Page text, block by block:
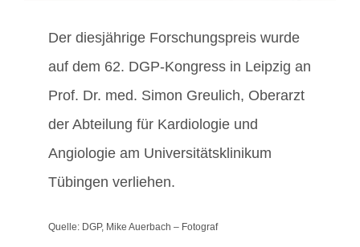
Der diesjährige Forschungspreis wurde
auf dem 62. DGP-Kongress in Leipzig an
Prof. Dr. med. Simon Greulich, Oberarzt
der Abteilung für Kardiologie und
Angiologie am Universitätsklinikum
Tübingen verliehen.
Quelle: DGP, Mike Auerbach – Fotograf